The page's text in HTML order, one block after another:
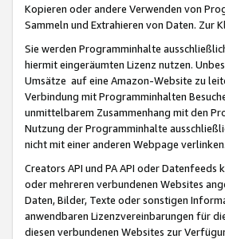
Kopieren oder andere Verwenden von
Sammeln und Extrahieren von Daten. Zur
Sie werden Programminhalte
hiermit eingeräumten Lizenz nutzen.
Umsätze auf eine Amazon-Website zu
Verbindung mit Programminhalten
unmittelbarem Zusammenhang mit den
Nutzung der Programminhalte
nicht mit einer anderen Webpage verlinken.
Creators API und PA API oder
oder mehreren verbundenen Websites
Daten, Bilder, Texte oder sonstigen
anwendbaren Lizenzvereinbarungen für
diesen verbundenen Websites zur